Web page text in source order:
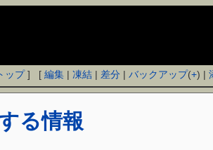
ップ] [編集 |凍結 | 差分 |バックアップ(+) |
る情報